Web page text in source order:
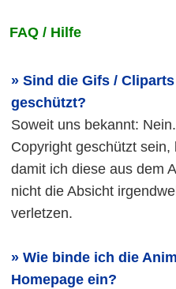
FAQ / Hilfe
Sind die Gifs /
geschützt?
Soweit uns bekannt:
Copyright geschützt
damit ich diese aus dem
nicht die Absicht
verletzen.
Wie binde ich die
Homepage ein?